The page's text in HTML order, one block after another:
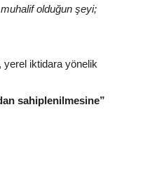
muhalif olduğun şeyi;
yerel iktidara yönelik
sahiplenilmesine”